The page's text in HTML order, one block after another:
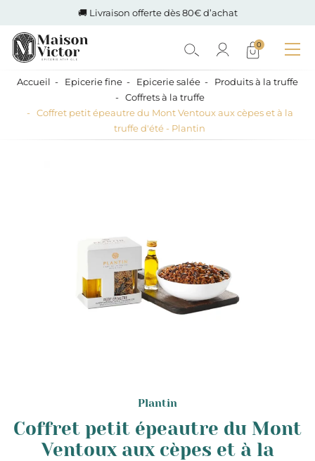
🚚 Livraison offerte dès 80€ d’achat
0
Accueil Epicerie fine Epicerie salée
Produits à la truffe
Coffrets à la truffe
Coffret petit épeautre du Mont Ventoux aux cèpes et à la
truffe d'été - Plantin
Plantin
Coffret petit épeautre du Mont
Ventoux aux cèpes et à la